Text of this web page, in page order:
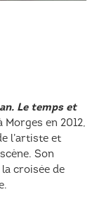
Le temps et
Morges en 2012,
l’artiste et
Son
croisée de